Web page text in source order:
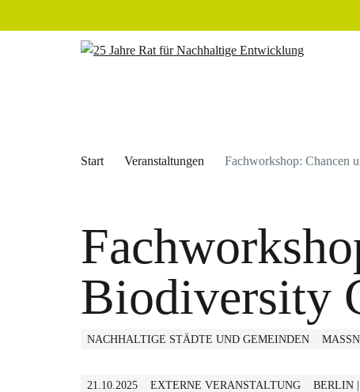
Start Veranstaltungen Fachworkshop: Chancen
Biodiversity
NACHHALTIGE STÄDTE UND GEMEINDEN
21.10.2025 EXTERNE VERANSTALTUNG BERLIN